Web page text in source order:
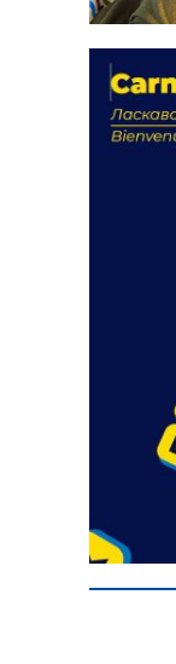
18